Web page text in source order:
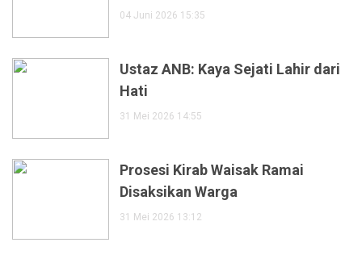
04 Juni 2026 15:35
Ustaz ANB: Kaya Sejati Lahir dari
Hati
31 Mei 2026 14:55
Prosesi Kirab Waisak Ramai
Disaksikan Warga
31 Mei 2026 13:12